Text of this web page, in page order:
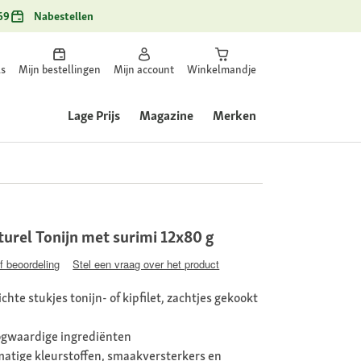
Nabestellen
Mijn bestellingen Mijn account Winkelmandje
Lage Prijs Magazine Merken
Tonijn met surimi 12x80 g
beoordeling Stel een vraag over het product
stukjes tonijn- of kipfilet, zachtjes gekookt
ingrediënten
kleurstoffen, smaakversterkers en